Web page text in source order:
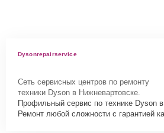
Dysonrepairservice
Сеть сервисных центров по ремонту
техники Dyson в Нижневартовске.
Профильный сервис по технике Dyson в
Ремонт любой сложности с гарантией